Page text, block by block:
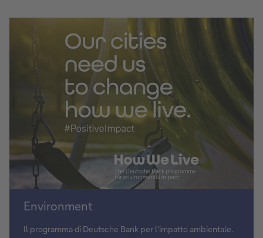
Scopri
How
We
Environment
Il programma di Deutsche Bank per l'impatto ambientale.